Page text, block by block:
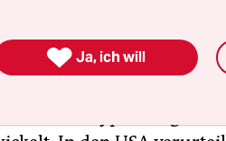
der
 Ja, ich will